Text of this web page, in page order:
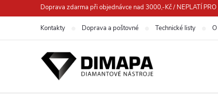
na
Doprava zdarma při objednávce nad 3000,-Kč / NEPLATÍ
Kontakty Doprava a poštovné Technické listy